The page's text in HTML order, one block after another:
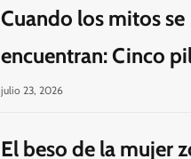
Cuando los mitos se
encuentran: Cinco
éticos para una
julio 23, 2026
El beso de la mujer